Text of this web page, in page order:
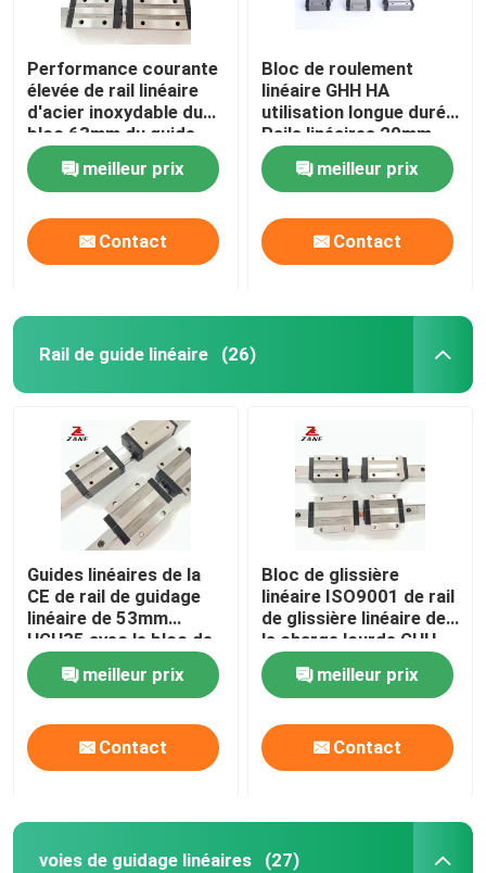
Performance courante
élevée de rail linéaire
d'acier inoxydable du
bloc 63mm du guide
HGH30
meilleur prix
Contact
Bloc de roulement
linéaire GHH HA
utilisation longue durée
Rails linéaires 20mm
HGH35
meilleur prix
Contact
Rail de guide linéaire (26)
Guides linéaires de la
CE de rail de guidage
linéaire de 53mm
HGH35 avec le bloc de
guide
meilleur prix
Contact
Bloc de glissière
linéaire ISO9001 de rail
de glissière linéaire de
la charge lourde GHH
HA
meilleur prix
Contact
voies de guidage linéaires (27)